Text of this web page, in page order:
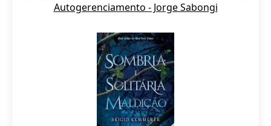
Autogerenciamento - Jorge Sabongi